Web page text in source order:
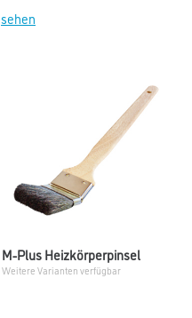
sehen
M-Plus Heizkörperpinsel
Weitere Varianten verfügbar